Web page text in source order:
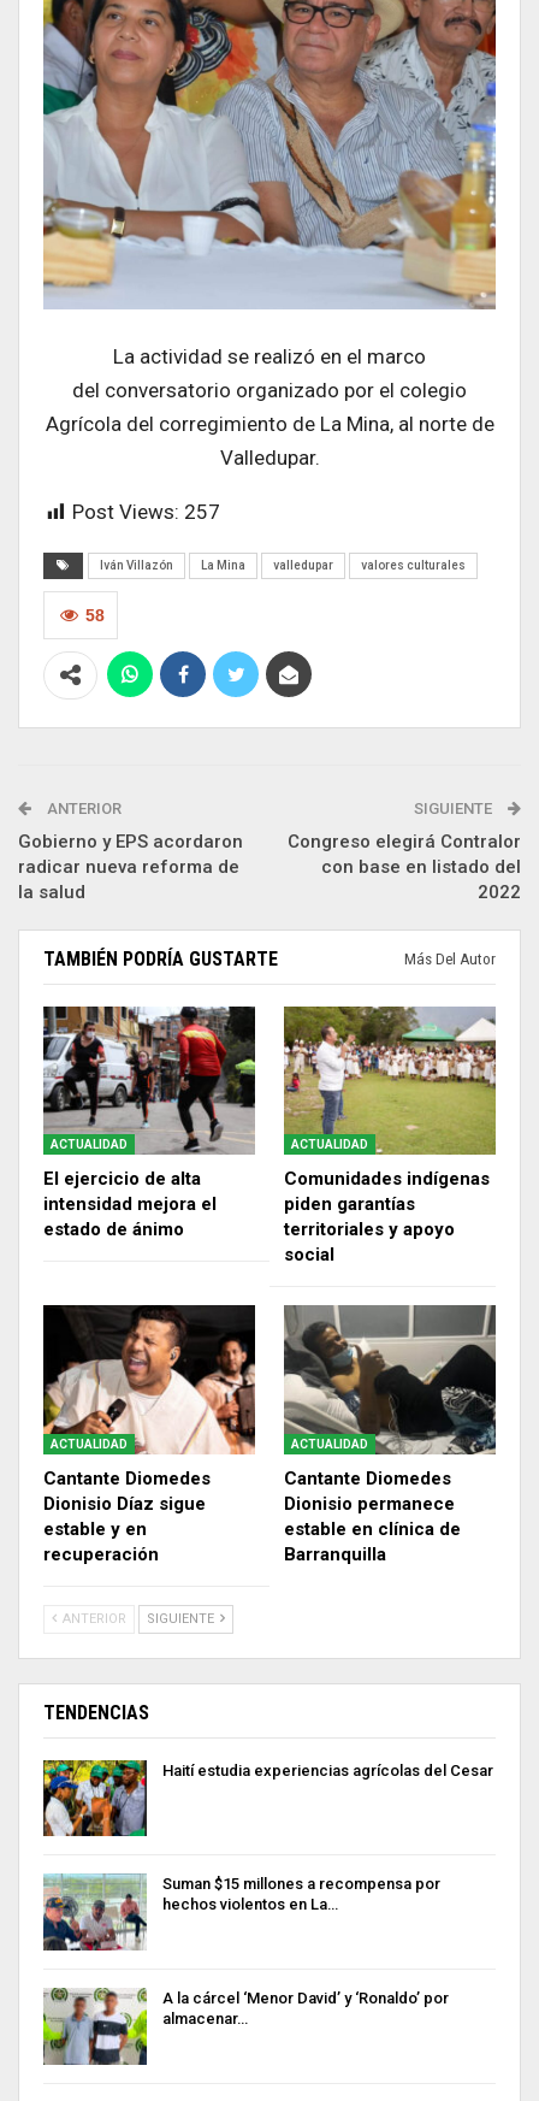
La actividad se realizó en el marco
del conversatorio organizado por el colegio
Agrícola del corregimiento de La Mina, al norte de
Valledupar.
Post Views: 257
Iván Villazón La Mina valledupar valores culturales
58
ANTERIOR
Gobierno y EPS acordaron
radicar nueva reforma de
la salud
SIGUIENTE
Congreso elegirá Contralor
con base en listado del
2022
TAMBIÉN PODRÍA GUSTARTE Más Del Autor
ACTUALIDAD
El ejercicio de alta
intensidad mejora el
estado de ánimo
ACTUALIDAD
Comunidades indígenas
piden garantías
territoriales y apoyo
social
ACTUALIDAD
Cantante Diomedes
Dionisio Díaz sigue
estable y en
recuperación
ACTUALIDAD
Cantante Diomedes
Dionisio permanece
estable en clínica de
Barranquilla
ANTERIOR SIGUIENTE
TENDENCIAS
Haití estudia experiencias agrícolas del Cesar
Suman $15 millones a recompensa por
hechos violentos en La…
A la cárcel ‘Menor David’ y ‘Ronaldo’ por
almacenar…